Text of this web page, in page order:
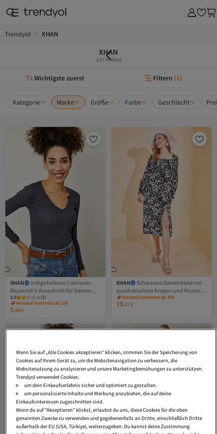
Trendyol XHAN
XHAN
13+ Artikel
Wichtigste zuerst Filtern (1)
Kategorie Marke Größe Farbe Geschlecht
XHAN
Indigofarbene Camisole-
Bluse mit V-Ausschnitt für Damen
2KZK2-12062-27
2.0 (3)
Versand kostenlos ab 35€
5,99€
XHAN
Schwarzes Damenkleid mit
quadratischem Kragen und Muster
2YZK6-12690-02
Versand kostenlos ab 35€
19,57€
Wenn Sie auf „Alle Cookies akzeptieren“ klicken, stimmen Sie der Speicherung von
Cookies auf Ihrem Gerät zu, um die Websitenavigation zu verbessern, die
Websitenutzung zu analysieren und unsere Marketingbemühungen zu unterstützen.
Trendyol verwendet Cookies:
um dein Einkaufserlebnis sicher und optimiert zu gestalten.
um personalisierte Inhalte und Werbung anzubieten, die auf deine
Einkaufsinteressen zugeschnitten sind.
Wenn du auf "Akzeptieren" klickst, erlaubst du uns, diese Cookies für die oben
genannten Zwecke zu verwenden und gegebenenfalls an Dritte, einschließlich Dritte
außerhalb der EU (USA, Türkiye), weiterzugeben. Du kannst deine Zustimmung